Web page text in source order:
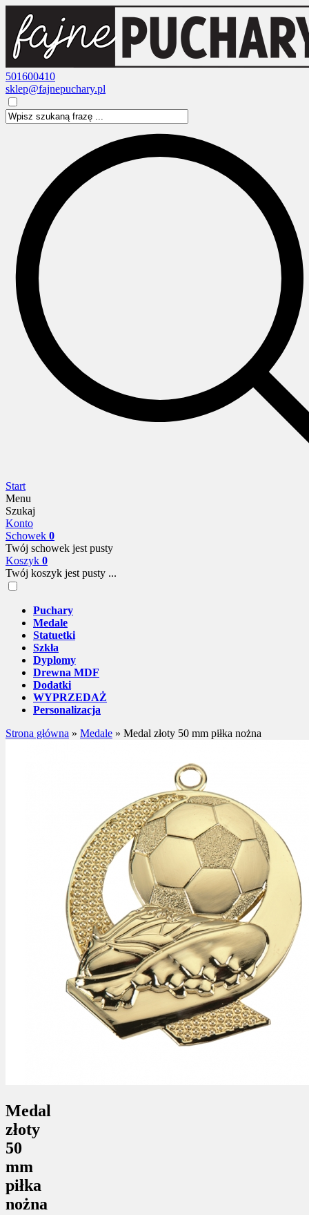
501600410
sklep@fajnepuchary.pl
Start
Menu
Szukaj
Konto
Schowek 0
Twój schowek jest pusty
Koszyk 0
Twój koszyk jest pusty ...
Puchary
Medale
Statuetki
Szkła
Dyplomy
Drewna MDF
Dodatki
WYPRZEDAŻ
Personalizacja
Strona główna » Medale » Medal złoty 50 mm piłka nożna
Medal
złoty
50
mm
piłka
nożna